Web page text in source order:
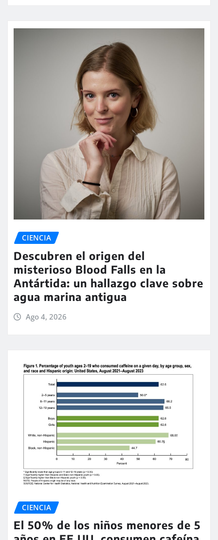
CIENCIA
Descubren el origen del
misterioso Blood Falls en la
Antártida: un hallazgo clave sobre
agua marina antigua
Ago 4, 2026
CIENCIA
El 50% de los niños menores de 5